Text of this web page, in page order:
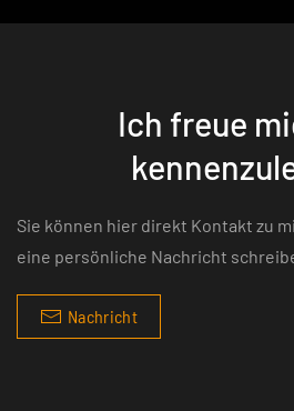
Ich freue
Sie können hier direkt Kontakt zu
eine persönliche Nachricht
Nachricht